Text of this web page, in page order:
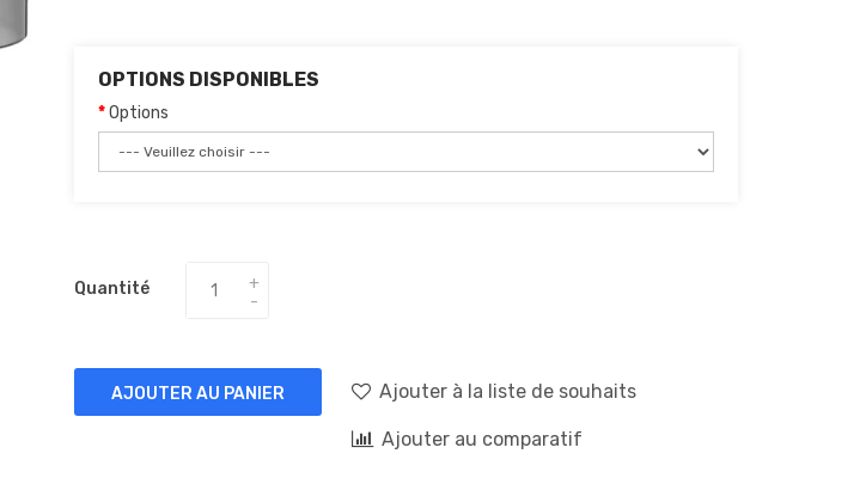
OPTIONS DISPONIBLES
Options
Quantité
AJOUTER AU PANIER Ajouter à la liste de souhaits
Ajouter au comparatif